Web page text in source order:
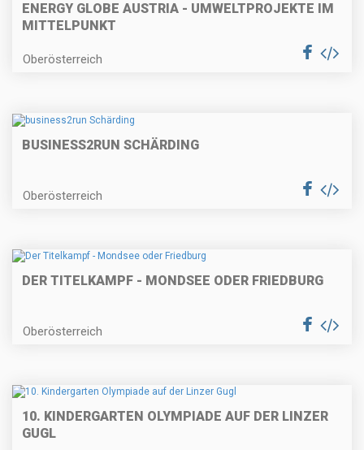
ENERGY GLOBE AUSTRIA - UMWELTPROJEKTE IM
MITTELPUNKT
Oberösterreich
BUSINESS2RUN SCHÄRDING
Oberösterreich
DER TITELKAMPF - MONDSEE ODER FRIEDBURG
Oberösterreich
10. KINDERGARTEN OLYMPIADE AUF DER LINZER
GUGL